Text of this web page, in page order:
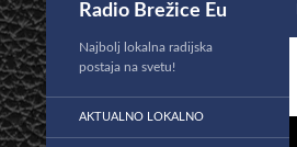
Radio Brežice Eu
Najbolj lokalna radijska
postaja na svetu!
AKTUALNO LOKALNO